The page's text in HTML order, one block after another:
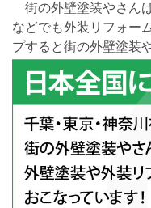
街の外壁塗装やさん
などでも外装リフォー
プすると街の外壁塗装